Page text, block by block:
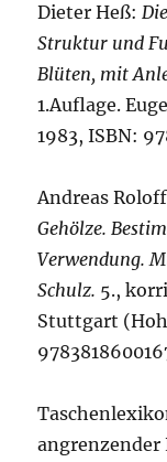
Dieter Heß:
Struktur und
Blüten, mit
1.Auflage.
1983, ISBN:
Andreas
Gehölze.
Verwendung.
Schulz. 5.,
Stuttgart